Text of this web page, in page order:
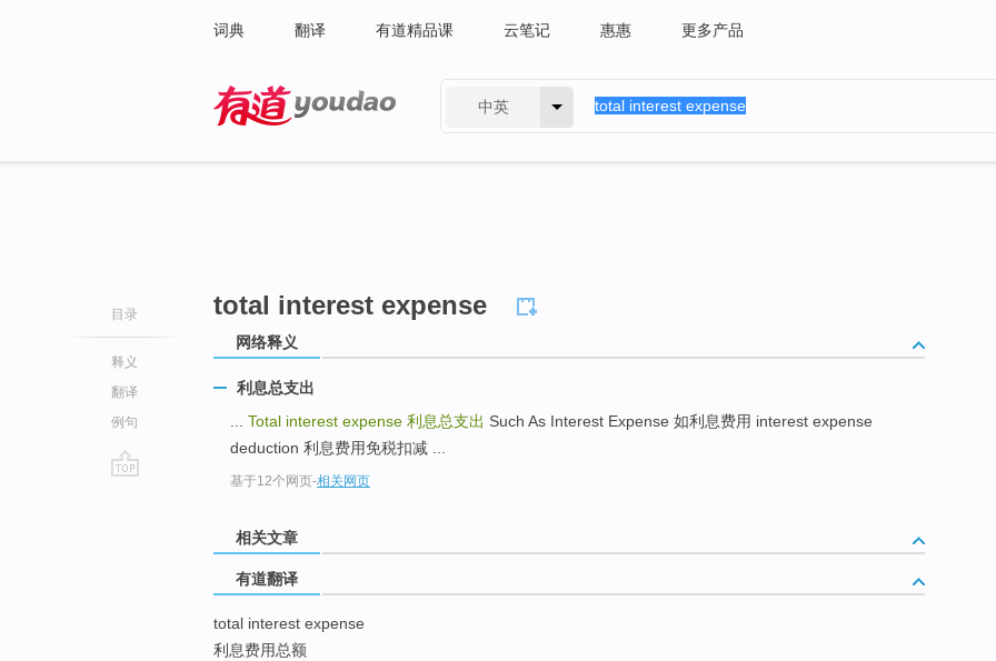
词典 翻译 有道精品课 云笔记 惠惠 更多产品
中英
目录
释义
翻译
例句
total interest expense
网络释义
利息总支出
Total interest expense 利息总支出 Such As Interest Expense 如利息费用 interest expense
deduction 利息费用免税扣减 ...
基于12个网页-相关网页
相关文章
有道翻译
total interest expense
利息费用总额